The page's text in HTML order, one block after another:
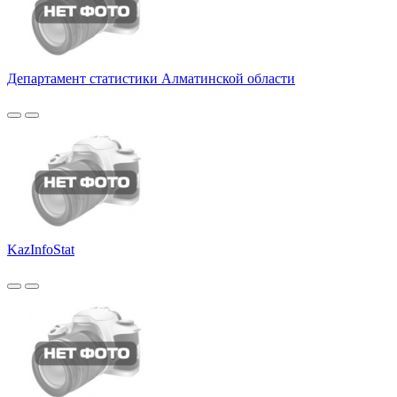
Департамент статистики Алматинской области
KazInfoStat